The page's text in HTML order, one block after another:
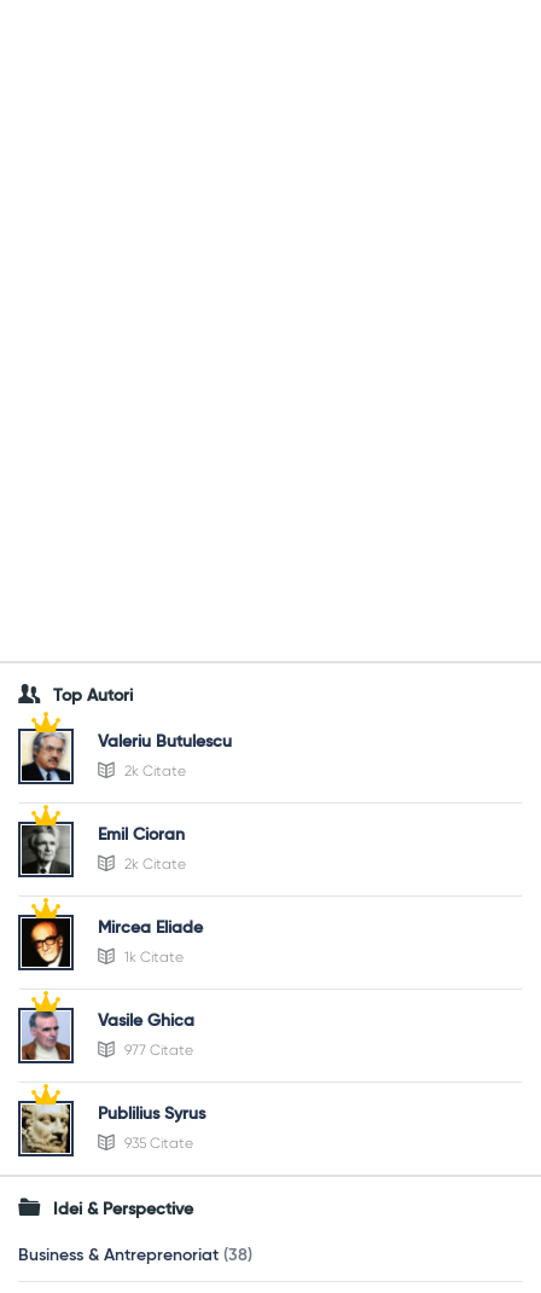
Top Autori
Valeriu Butulescu
2k Citate
Emil Cioran
2k Citate
Mircea Eliade
1k Citate
Vasile Ghica
977 Citate
Publilius Syrus
935 Citate
Idei & Perspective
Business & Antreprenoriat (38)